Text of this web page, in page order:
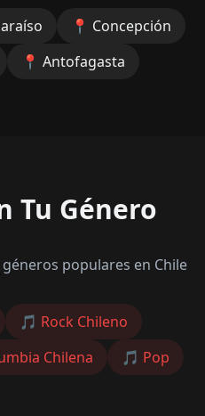
📍 Concepción
📍 Antofagasta
Tu Género
populares en Chile
🎵 Rock Chileno
Chilena 🎵 Pop